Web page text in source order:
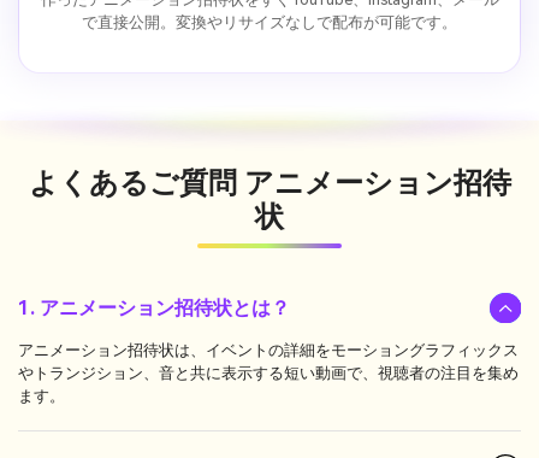
で直接公開。変換やリサイズなしで配布が可能です。
よくあるご質問 アニメーション招待
状
1. アニメーション招待状とは？
アニメーション招待状は、イベントの詳細をモーショングラフィックス
やトランジション、音と共に表示する短い動画で、視聴者の注目を集め
ます。